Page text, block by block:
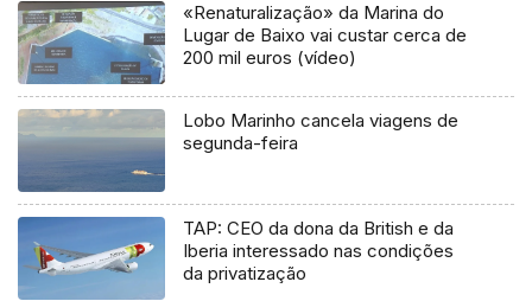
«Renaturalização» da Marina do
Lugar de Baixo vai custar cerca de
200 mil euros (vídeo)
Lobo Marinho cancela viagens de
segunda-feira
TAP: CEO da dona da British e da
Iberia interessado nas condições
da privatização